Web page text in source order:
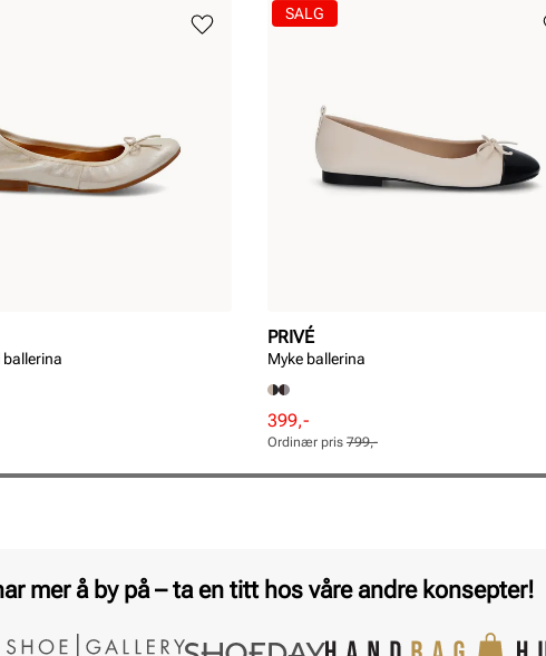
PRIVÉ
Myke ballerina
Rabattert
pris
Pris
399,-
Ordinær
pris
Pris
Ordinær pris 799,-
SALG
mer å by på – ta en titt hos våre andre konsepter!